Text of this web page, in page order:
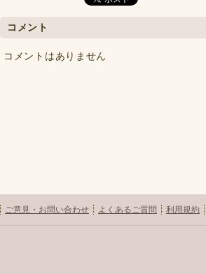
コメント
コメントはありません
ご意見・お問い合わせ よくあるご質問 利用規約